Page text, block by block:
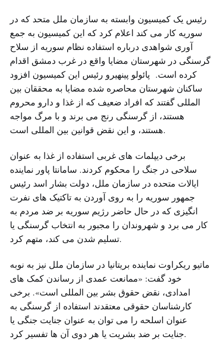
رئیس یک کمیسیون وابسته به سازمان ملل متحد که در
سوریه کار می کند اعلام کرد که این کمیسیون به جمع
آوری شواهدی درباره استفاده نظام سوریه از سلاح
گرسنگی در شهرستان مضایا واقع در غرب دمشق اقدام
کرده است. پائولو پینهیرو رئیس این کمیسیون افزود
ساکنان شهرستان محاصره شده مضایا به محققان بین
المللی گفتند که افراد ضعیف که از غذا و دارو محروم
هستند، از گرسنگی رنج می برند و با مرگ مواجه
هستند، و این نقض قوانین بین المللی است.
برخی دیپلمات های غربی استفاده از غذا به عنوان
سلاحی در جنگ را محکوم کردند. سامانتا پاور نماینده
ایالات متحده در سازمان ملل، دولت بشار اسد رئیس
جمهور سوریه را به روی آوردن به تاکتیک های نفرت
انگیزی که در حال حاضر رژیم سوریه بر ضد مردم به
کار می برد و شهروندان را مجبور به انتخاب گرسنگی یا
تسلیم شدن می کند، متهم کرد.
ماتیو ریکراوت نماینده بریتانیا در سازمان ملل نیز به نوبه
خود گفت: «ممانعت عمدی از رساندن کمک های
امدادی، نقض حقوق بشر بین المللی است». برخی
کارشناسان حقوقی معتقدند استفاده از گرسنگی به
عنوان اسلحه را می توان به عنوان جنایت جنگی یا
جنایت بر ضد بشریت یا هر دوی آن ها تفسیر کرد.